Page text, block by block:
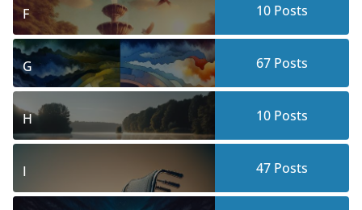
F 10Posts
G 67Posts
H 10Posts
I 47Posts